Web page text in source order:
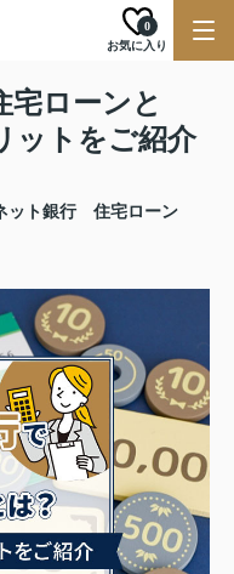
お気に入り
0
宅ローンと
ットをご紹介
ット銀行 住宅ローン